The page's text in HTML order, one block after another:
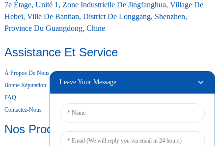
7e Étage, Unité 1, Zone Industrielle De Jingfanghua, Village De
Hebei, Ville De Bantian, District De Longgang, Shenzhen,
Province Du Guangdong, Chine
Assistance Et Service
À Propos De Nous
Bonne Réputation
FAQ
Contactez-Nous
Nos Produits
Leave Your Message